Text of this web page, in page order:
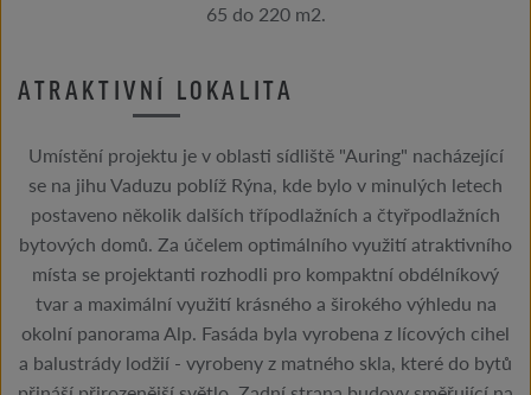
65 do 220 m2.
ATRAKTIVNÍ LOKALITA
Umístění projektu je v oblasti sídliště "Auring" nacházející
se na jihu Vaduzu poblíž Rýna, kde bylo v minulých letech
postaveno několik dalších třípodlažních a čtyřpodlažních
bytových domů. Za účelem optimálního využití atraktivního
místa se projektanti rozhodli pro kompaktní obdélníkový
tvar a maximální využití krásného a širokého výhledu na
okolní panorama Alp. Fasáda byla vyrobena z lícových cihel
a balustrády lodžií - vyrobeny z matného skla, které do bytů